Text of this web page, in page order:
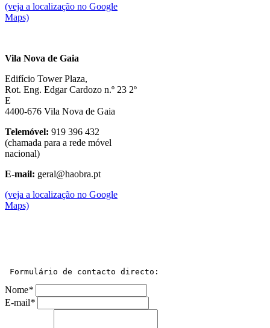
(veja a localização no Google
Maps)
Vila Nova de Gaia
Edifício Tower Plaza,
Rot. Eng. Edgar Cardozo n.º 23 2º
E
4400-676 Vila Nova de Gaia
Telemóvel: 919 396 432
(chamada para a rede móvel
nacional)
E-mail: geral@haobra.pt
(veja a localização no Google
Maps)
Formulário de contacto directo:
Nome*
E-mail*